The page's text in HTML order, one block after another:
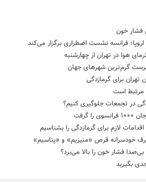
فشار خون
فرانسه نشست اضطراری برگزار می‌کند
هوا در تهران از چهارشنبه
گرم‌ترین شهرهای جهان
تهران برای گرمازدگی
مرتبط است
در تجمعات جلوگیری کنیم؟
گرفت
لازم برای گرمازدگی را بشناسیم
خودسرانه قرص «منیزیم» و «پتاسیم»
فشار خون را بالا می‌برد؟
بگیرید